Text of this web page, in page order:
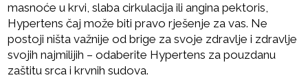
masnoće u krvi, slaba cirkulacija ili angina pektoris,
Hypertens čaj može biti pravo rješenje za vas. Ne
postoji ništa važnije od brige za svoje zdravlje i zdravlje
svojih najmilijih – odaberite Hypertens za pouzdanu
zaštitu srca i krvnih sudova.